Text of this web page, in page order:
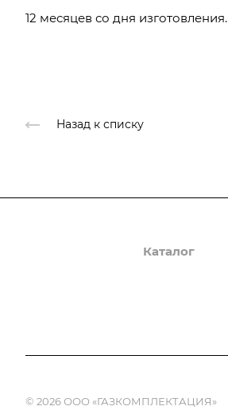
12 месяцев со дня изготовления.
Назад к списку
Каталог
© 2026 ООО «ГАЗКОМПЛЕКТАЦИЯ»